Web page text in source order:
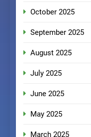
October 2025
September 2025
August 2025
July 2025
June 2025
May 2025
March 2025